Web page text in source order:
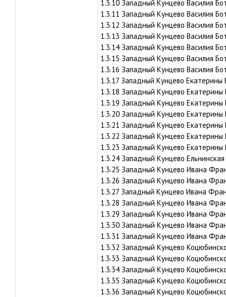
1.3.10 Западный Кунцево Василия
1.3.11 Западный Кунцево Василия
1.3.12 Западный Кунцево Василия
1.3.13 Западный Кунцево Василия
1.3.14 Западный Кунцево Василия
1.3.15 Западный Кунцево Василия
1.3.16 Западный Кунцево Василия
1.3.17 Западный Кунцево
1.3.18 Западный Кунцево
1.3.19 Западный Кунцево
1.3.20 Западный Кунцево
1.3.21 Западный Кунцево
1.3.22 Западный Кунцево
1.3.23 Западный Кунцево
1.3.24 Западный Кунцево
1.3.25 Западный Кунцево Ивана
1.3.26 Западный Кунцево Ивана
1.3.27 Западный Кунцево Ивана
1.3.28 Западный Кунцево Ивана
1.3.29 Западный Кунцево Ивана
1.3.30 Западный Кунцево Ивана
1.3.31 Западный Кунцево Ивана
1.3.32 Западный Кунцево
1.3.33 Западный Кунцево
1.3.34 Западный Кунцево
1.3.35 Западный Кунцево
1.3.36 Западный Кунцево